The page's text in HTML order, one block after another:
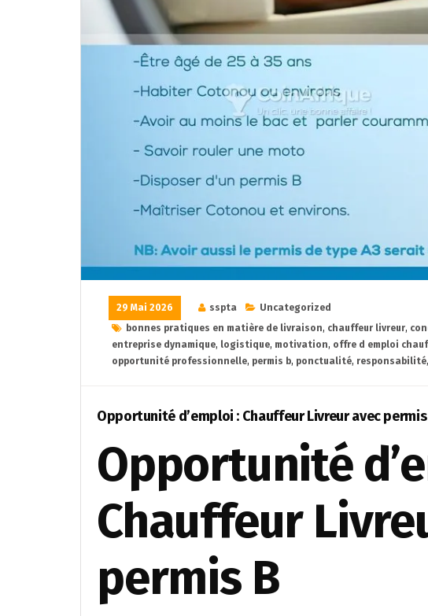
29 Mai 2026 sspta
Uncategorized
bonnes pratiques en matière de livraison, chauffeur livreur,
entreprise dynamique, logistique, motivation, offre d emploi
opportunité professionnelle, permis b, ponctualité, responsabilité,
Opportunité d’emploi : Chauffeur Livreur avec permis
Opportunité
Chauffeur
permis B